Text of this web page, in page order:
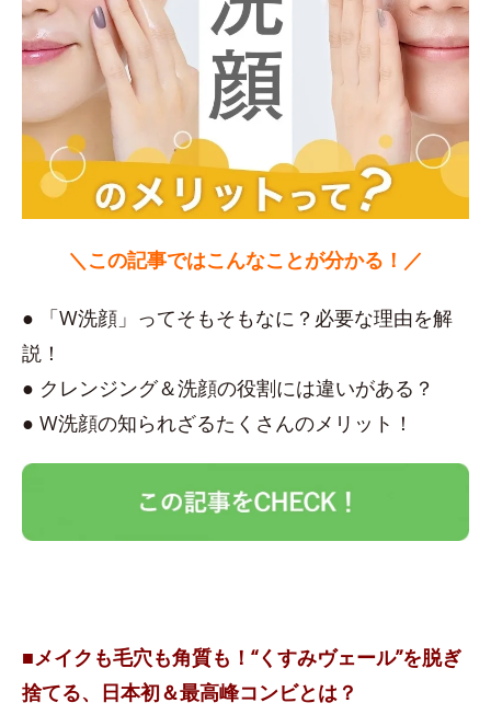
＼この記事ではこんなことが分かる！／
● 「W洗顔」ってそもそもなに？必要な理由を解
説！
● クレンジング＆洗顔の役割には違いがある？
● W洗顔の知られざるたくさんのメリット！
■メイクも毛穴も角質も！“くすみヴェール”を脱ぎ
捨てる、日本初＆最高峰コンビとは？